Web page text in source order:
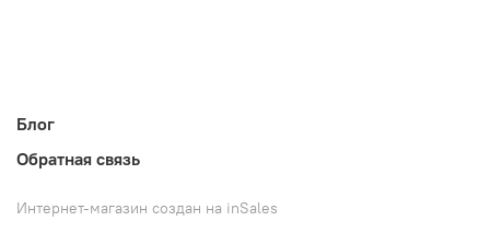
Блог
Обратная связь
Интернет-магазин создан на inSales